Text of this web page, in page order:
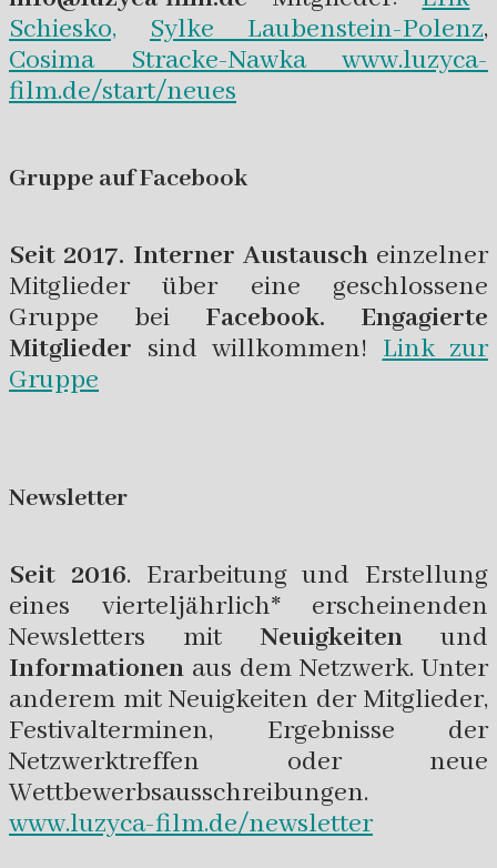
Schiesko,
Sylke Laubenstein-Polenz,
Cosima Stracke-Nawka www.luzyca-
film.de/start/neues
Gruppe auf Facebook
Seit 2017. Interner Austauscheinzelner
Mitglieder über eine geschlossene
Gruppe bei Facebook.
Engagierte
Mitglieder sind willkommen! Link zur
Gruppe
Newsletter
Seit 2016. Erarbeitung und Erstellung
eines vierteljährlich* erscheinenden
Newsletters mit Neuigkeiten und
Informationen aus dem Netzwerk. Unter
anderem mit Neuigkeiten der Mitglieder,
Festivalterminen, Ergebnisse der
Netzwerktreffen oder neue
Wettbewerbsausschreibungen.
www.luzyca-film.de/newsletter